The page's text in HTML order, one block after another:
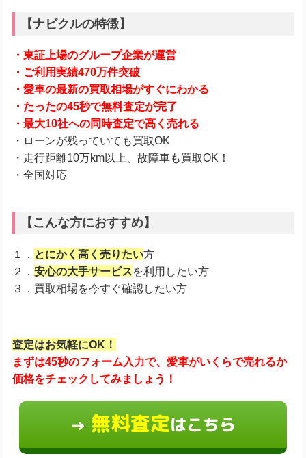
【ナビクルの特徴】
・東証上場のグループ企業が運営
・ご利用実績470万件突破
・愛車の最新の買取相場がすぐにわかる
・たったの45秒で無料査定が完了
・最大10社への同時査定で高く売れる
・ローンが残っていても買取OK
・走行距離10万km以上、故障車も買取OK！
・全国対応
【こんな方におすすめ】
１． とにかく高く売りたい方
２． 安心の大手サービス を利用したい方
３．買取相場を今すぐ確認したい方
査定はお気軽にOK！
まずは45秒のフォーム入力で、愛車がいくらで売れるか
価格をチェックしてみましょう！
→ 無料査定はこちら